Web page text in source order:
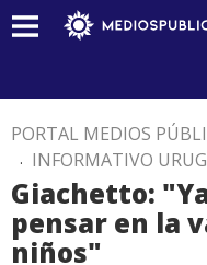
PORTAL MEDIOS
. INFORMATIVO
Giachetto:
pensar en la
niños"